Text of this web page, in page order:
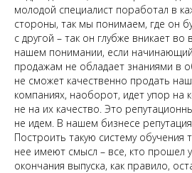
молодой специалист поработал в
стороны, так мы понимаем, где он
с другой – так он глубже вникает
нашем понимании, если
продажам не обладает знаниями в
не сможет качественно продать
компаниях, наоборот, идет упор на
не на их качество. Это
не идем. В нашем бизнесе
Построить такую систему обучения
нее имеют смысл – все, кто прошел
окончания выпуска, как правило,